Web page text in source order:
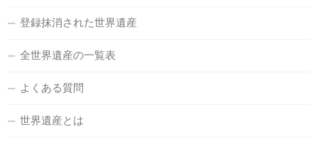
登録抹消された世界遺産
全世界遺産の一覧表
よくある質問
世界遺産とは